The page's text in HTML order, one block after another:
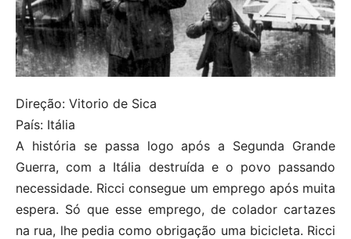
Direção: Vitorio de Sica
País: Itália
A história se passa logo após a Segunda Grande
Guerra, com a Itália destruída e o povo passando
necessidade. Ricci consegue um emprego após muita
espera. Só que esse emprego, de colador cartazes
na rua, lhe pedia como obrigação uma bicicleta. Ricci